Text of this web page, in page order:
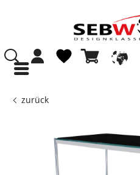
zurück